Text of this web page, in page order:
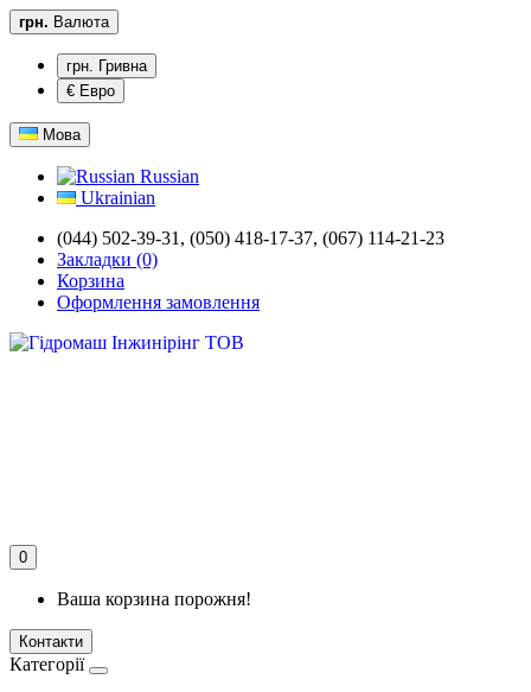
грн. Валюта
грн. Гривна
€ Евро
Мова
Russian
Ukrainian
(044) 502-39-31, (050) 418-17-37, (067) 114-21-23
Закладки (0)
Корзина
Оформлення замовлення
0
Ваша корзина порожня!
Контакти
Категорії